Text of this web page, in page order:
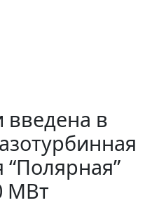
в
“Полярная”
МВт